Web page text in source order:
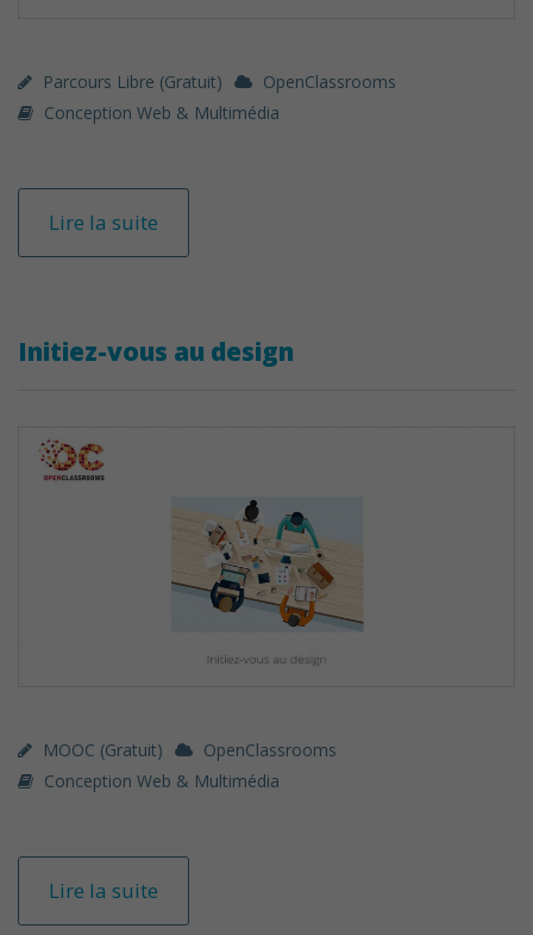
Parcours Libre (gratuit)
OpenClassrooms
Conception Web & Multimédia
Lire la suite
Initiez-vous au design
MOOC (gratuit)
OpenClassrooms
Conception Web & Multimédia
Lire la suite